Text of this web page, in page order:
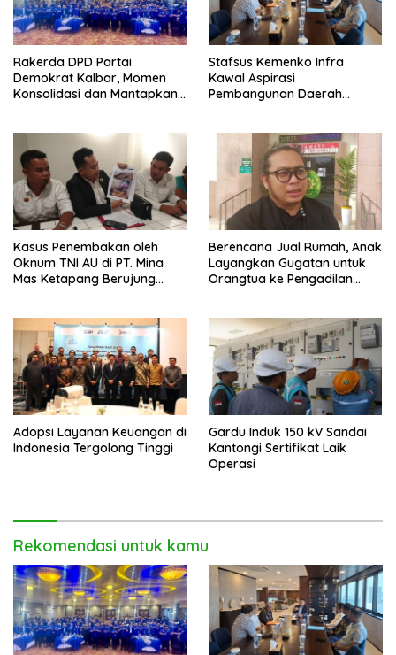
Rakerda DPD Partai
Demokrat Kalbar, Momen
Konsolidasi dan Mantapkan
Stafsus Kemenko Infra
Kawal Aspirasi
Pembangunan Daerah
Kasus Penembakan oleh
Oknum TNI AU di PT. Mina
Mas Ketapang Berujung
Berencana Jual Rumah, Anak
Layangkan Gugatan untuk
Orangtua ke Pengadilan
Adopsi Layanan Keuangan di
Indonesia Tergolong Tinggi
Gardu Induk 150 kV Sandai
Kantongi Sertifikat Laik
Operasi
Rekomendasi untuk kamu